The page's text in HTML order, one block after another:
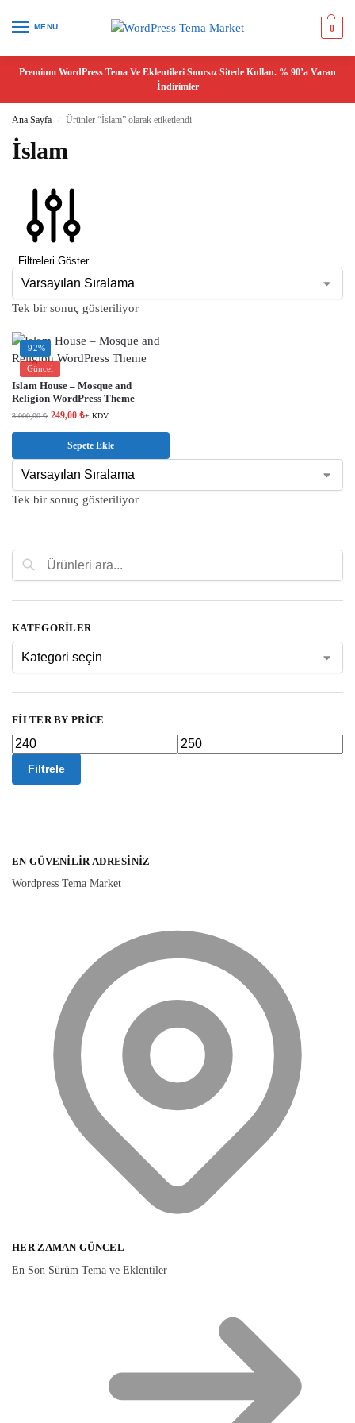
MENU 0
Premium WordPress Tema Ve Eklentileri Sınırsız Sitede Kullan. % 90’a Varan
İndirimler
Ana Sayfa / Ürünler “İslam” olarak etiketlendi
İslam
Filtreleri Göster
Tek bir sonuç gösteriliyor
-92%
Güncel
Islam House – Mosque and
Religion WordPress Theme
3.000,00₺ 249,00 ₺+ KDV
Sepete Ekle
Tek bir sonuç gösteriliyor
KATEGORILER
FILTER BY PRICE
Filtrele
EN GÜVENILIR ADRESINIZ
Wordpress Tema Market
HER ZAMAN GÜNCEL
En Son Sürüm Tema ve Eklentiler